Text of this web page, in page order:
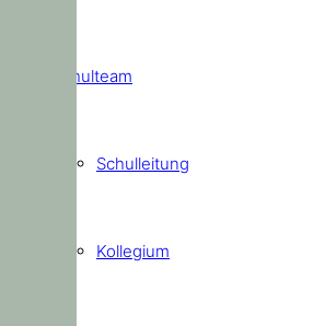
Schulteam
Schulleitung
Kollegium